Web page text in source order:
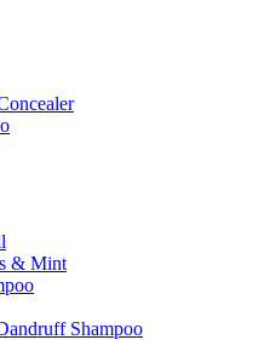
& Mint
Shampoo